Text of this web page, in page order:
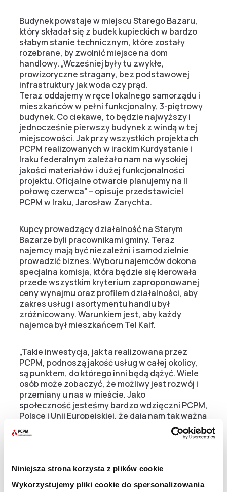
Niniejsza strona korzysta z plików cookie
Wykorzystujemy pliki cookie do spersonalizowania
Budynek powstaje w miejscu Starego Bazaru,
który składał się z budek kupieckich w bardzo
słabym stanie technicznym, które zostały
rozebrane, by zwolnić miejsce na dom
handlowy. „Wcześniej były tu zwykłe,
prowizoryczne stragany, bez podstawowej
infrastruktury jak woda czy prąd.
Teraz oddajemy w ręce lokalnego samorządu i
mieszkańców w pełni funkcjonalny, 3-piętrowy
budynek. Co ciekawe, to będzie najwyższy i
jednocześnie pierwszy budynek z windą w tej
miejscowości. Jak przy wszystkich projektach
PCPM realizowanych w irackim Kurdystanie i
Iraku federalnym zależało nam na wysokiej
jakości materiałów i dużej funkcjonalności
projektu. Oficjalne otwarcie planujemy na II
połowę czerwca” – opisuje przedstawiciel
PCPM w Iraku, Jarosław Zarychta.
Kupcy prowadzący działalność na Starym
Bazarze byli pracownikami gminy. Teraz
najemcy mają być niezależni i samodzielnie
prowadzić biznes. Wyboru najemców dokona
specjalna komisja, która będzie się kierowała
przede wszystkim kryterium zaproponowanej
ceny wynajmu oraz profilem działalności, aby
zakres usług i asortymentu handlu był
zróżnicowany. Warunkiem jest, aby każdy
najemca był mieszkańcem Tel Kaif.
„Takie inwestycja, jak ta realizowana przez
PCPM, podnoszą jakość usług w całej okolicy,
są punktem, do którego inni będą dążyć. Wiele
osób może zobaczyć, że możliwy jest rozwój i
przemiany u nas w mieście. Jako
społeczność jesteśmy bardzo wdzięczni PCPM,
Polsce i Unii Europejskiej, że dają nam tak ważną
pomoc, która jest istotna nie tylko dla osób,
które będą tam pracować, ale szerzej też dla
całej naszej społeczności” – podsumowuje
Dzięki funduszom UE i programowi MASAR,